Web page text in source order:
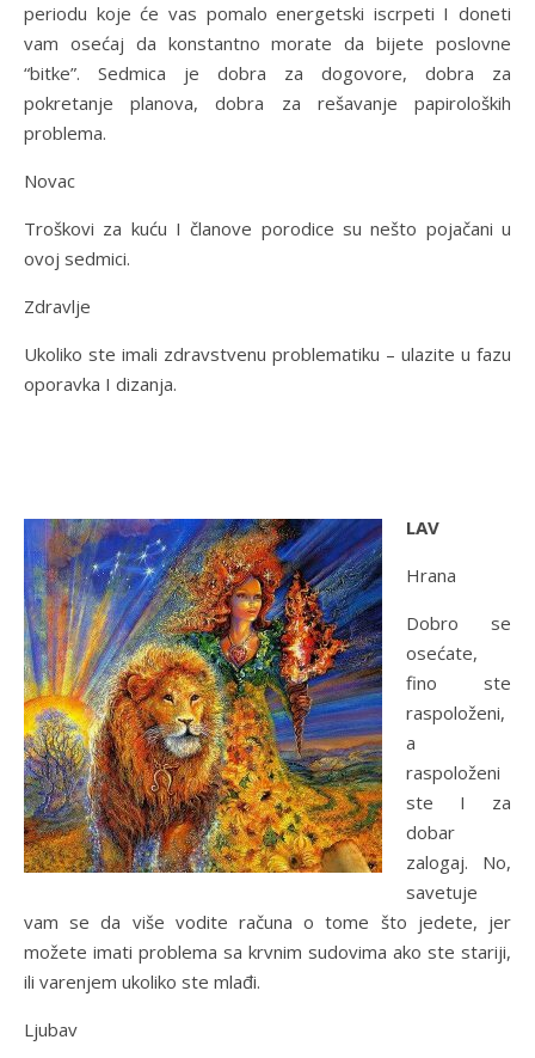
periodu koje će vas pomalo energetski iscrpeti I doneti
vam osećaj da konstantno morate da bijete poslovne
“bitke”. Sedmica je dobra za dogovore, dobra za
pokretanje planova, dobra za rešavanje papiroloških
problema.
Novac
Troškovi za kuću I članove porodice su nešto pojačani u
ovoj sedmici.
Zdravlje
Ukoliko ste imali zdravstvenu problematiku – ulazite u fazu
oporavka I dizanja.
LAV
Hrana
Dobro se
osećate,
fino ste
raspoloženi,
a
raspoloženi
ste I za
dobar
zalogaj. No,
savetuje
vam se da više vodite računa o tome što jedete, jer
možete imati problema sa krvnim sudovima ako ste stariji,
ili varenjem ukoliko ste mlađi.
Ljubav